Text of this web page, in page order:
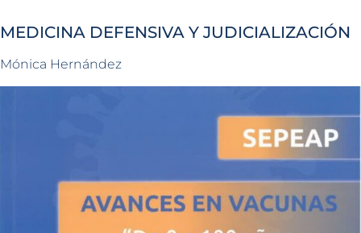
MEDICINA DEFENSIVA Y JUDICIALIZACIÓN
Mónica Hernández